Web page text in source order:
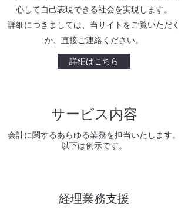
心して自己表現できる社会を実現します。
詳細につきましては、当サイトをご覧いただく
か、直接ご連絡ください。
詳細はこちら
サービス内容
​会計に関するあらゆる業務を担当いたします。
​以下は例示です。
経理業務支援